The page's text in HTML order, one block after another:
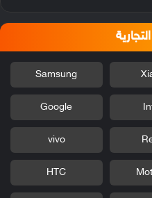
Samsung
Google
vivo
HTC